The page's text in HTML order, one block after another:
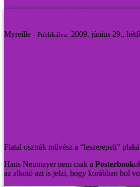
Myreille - Publikálva: 2009. június 29.,
Fiatal osztrák művész a “leszerepelt”
Hans Neumayer nem csak a Posterbook
az alkotó azt is jelzi, hogy korábban hol